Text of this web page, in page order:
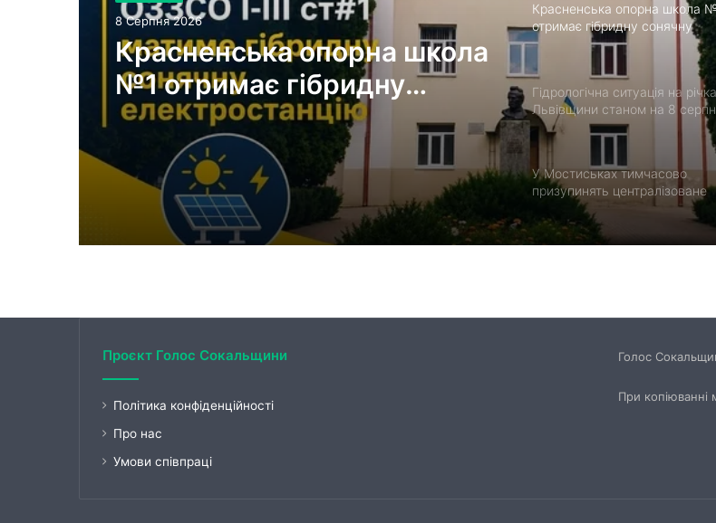
8 Серпня 2026
Красненська опорна школа
№1 отримає гібридну
сонячну електростанцію
Красненська опорна школа
отримає гібридну сонячну
електростанцію
Гідрологічна ситуація на
Львівщини станом на 8
У Мостиськах тимчасово
призупинять централізоване
водопостачання
поховають на Алеї Героїв
Проєкт Голос Сокальщини
Політика конфіденційності
Про нас
Умови співпраці
Голос
При копіюванні